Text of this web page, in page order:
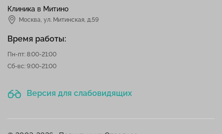
Клиника в Митино
Москва, ул. Митинская, д.59
Время работы:
Пн-пт: 8:00-21:00
Сб-вс: 9:00-21:00
Версия для слабовидящих